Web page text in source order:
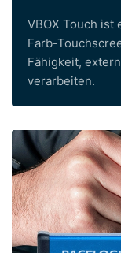
VBOX Touch
Farb-
Fähigkeit,
verarbeiten.